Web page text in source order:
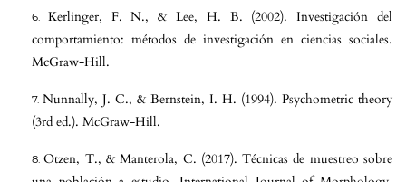
Kerlinger, F. N., & Lee, H. B. (2002). Investigación del
comportamiento: métodos de investigación en ciencias sociales.
McGraw-Hill.
Nunnally, J. C., & Bernstein, I. H. (1994). Psychometric theory
(3rd ed.). McGraw-Hill.
Otzen, T., & Manterola, C. (2017). Técnicas de muestreo sobre